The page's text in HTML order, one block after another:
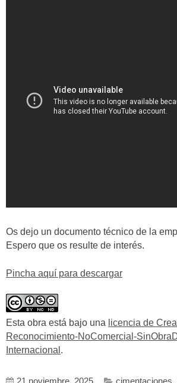
Os dejo un documento técnico de la
Espero que os resulte de interés.
Pincha aquí para descargar
Esta obra está bajo una licencia de
Reconocimiento-NoComercial-
Internacional .